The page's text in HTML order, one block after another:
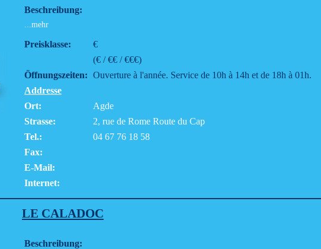
Beschreibung:
...mehr
Preisklasse:
€
(€ / €€ / €€€)
Öffnungszeiten: Ouverture à l'année. Service de 10h à 14h et de 18h à 01h.
Addresse
Ort:
Agde
Strasse:
2, rue de Rome Route du Cap
Tel.:
04 67 76 18 58
Fax:
E-Mail:
Internet:
LE CALADOC
Beschreibung: